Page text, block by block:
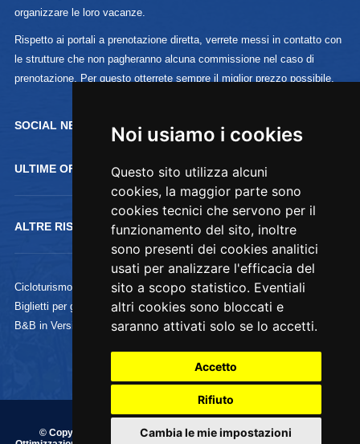
Noi usiamo i cookies
Questo sito utilizza alcuni
cookies, la maggior parte sono
cookies tecnici che servono per il
funzionamento del sito, inoltre
sono presenti dei cookies analitici
usati per analizzare l'efficacia del
sito a scopo statistico. Eventiali
altri cookies sono bloccati e
saranno attivati solo se lo accetti.
Accetto
Rifiuto
Cambia le mie impostazioni
organizzare le loro vacanze.
Rispetto ai portali a prenotazione diretta, verrete messi in contatto con
le strutture che non pagheranno alcuna commissione nel caso di
prenotazione. Per questo otterrete sempre il miglior prezzo possibile.
SOCIAL NETWORK :
ULTIME OFFERTE
ALTRE RISORSE
Cicloturismo
Biglietti per gli Uffizi
B&B in Versilia
© Copyright 1995/2020 Commercializzazione, Indicizzazione e